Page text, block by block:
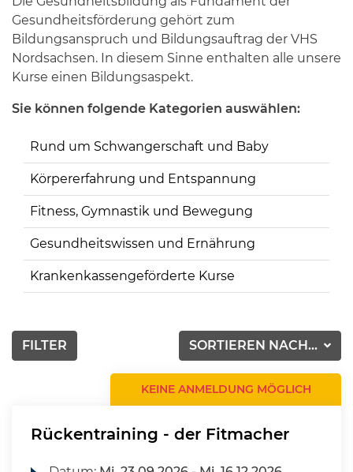
Gesundheitsförderung gehört zum
Bildungsanspruch und Bildungsauftrag der VHS
Nordsachsen. In diesem Sinne enthalten alle unsere
Kurse einen Bildungsaspekt.
Sie können folgende Kategorien auswählen:
Rund um Schwangerschaft und Baby
Körpererfahrung und Entspannung
Fitness, Gymnastik und Bewegung
Gesundheitswissen und Ernährung
Krankenkassengeförderte Kurse
SORTIEREN NACH...
FILTER
KEINE ANMELDUNG MÖGLICH
Rückentraining - der Fitmacher